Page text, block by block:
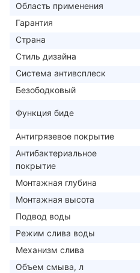
Область применения
Гарантия
Страна
Стиль дизайна
Система антивсплеск
Безободковый
Функция биде
Антигрязевое покрытие
Антибактериальное
покрытие
Монтажная глубина
Монтажная высота
Подвод воды
Режим слива воды
Механизм слива
Объем смыва, л